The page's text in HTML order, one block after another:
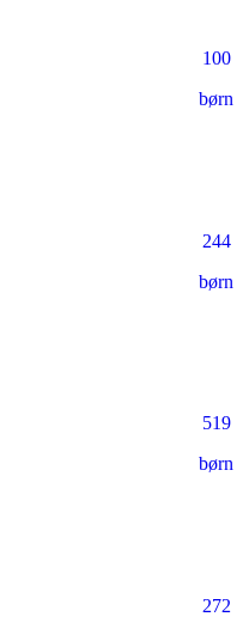
100
børn
244
børn
519
børn
272